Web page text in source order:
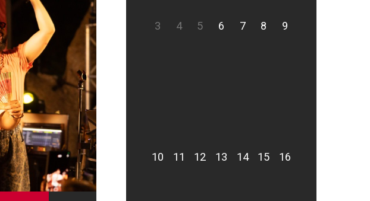
3 4 5 6 7 8 9
10 11 12 13 14 15 16